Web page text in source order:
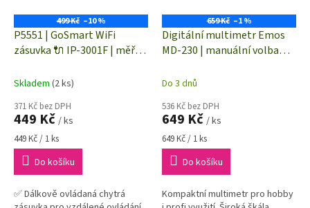
499 Kč –10 %
P5551 | GoSmart WiFi
zásuvka 🔌 IP-3001F | měřič
elektroměr | spínací
Skladem (2 ks)
371 Kč bez DPH
449 Kč / ks
Měrná
cena:
449 Kč / 1 ks
Do košíku
✅ Dálkově ovládaná chytrá
659 Kč –1 %
Digitální multimetr Emos
MD-230 | manuální volba
Do 3 dnů
536 Kč bez DPH
649 Kč / ks
Měrná
cena:
649 Kč / 1 ks
Do košíku
Kompaktní multimetr pro hobby